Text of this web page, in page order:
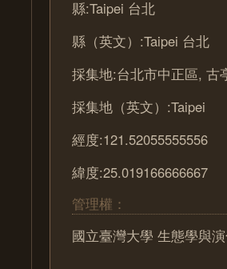
縣:Taipei 台北
縣（英文）:Taipei 台北
採集地:台北市中正區, 古
採集地（英文）:Taipei
經度:121.52055555556
緯度:25.019166666667
管理權：
國立臺灣大學 生態學與